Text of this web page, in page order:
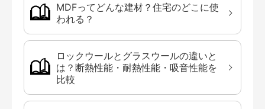
MDFってどんな建材？住宅のどこに使
われる？
ロックウールとグラスウールの違いと
は？断熱性能・耐熱性能・吸音性能を
比較